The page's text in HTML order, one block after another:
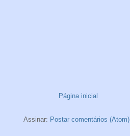
Página inicial
Assinar: Postar comentários (Atom)